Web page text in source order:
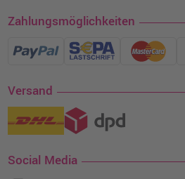
Zahlungsmöglichkeiten
Versand
Social Media